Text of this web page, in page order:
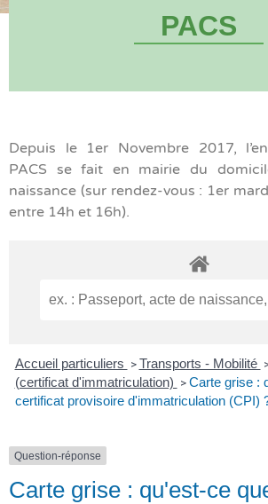
PACS
Depuis le 1er Novembre 2017,
PACS se fait en mairie du
naissance (sur rendez-vous : 1er
entre 14h et 16h).
Accueil particuliers > Transports - Mobilité
(certificat d'immatriculation) > Carte grise :
certificat provisoire d'immatriculation (CPI)
Question-réponse
Carte grise : qu'est-ce